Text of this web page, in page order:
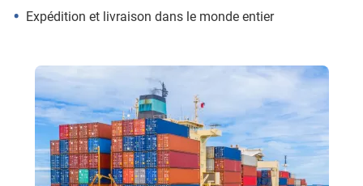
Expédition et livraison dans le monde entier